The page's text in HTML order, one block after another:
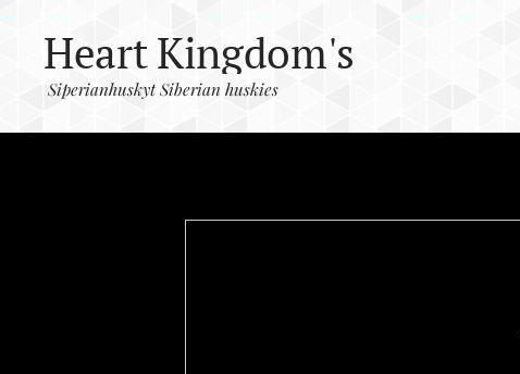
Heart Kingdom's
Siperianhuskyt
Siperianhuskyt Siberian huskies